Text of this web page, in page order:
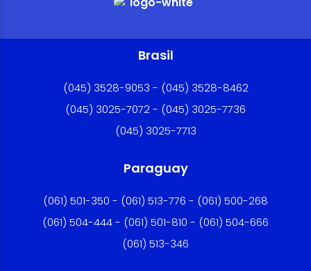
Brasil
(045) 3528-9053 - (045) 3528-8462
(045) 3025-7072 - (045) 3025-7736
(045) 3025-7713
Paraguay
(061) 501-350 - (061) 513-776 - (061) 500-268
(061) 504-444 - (061) 501-810 - (061) 504-666
(061) 513-346